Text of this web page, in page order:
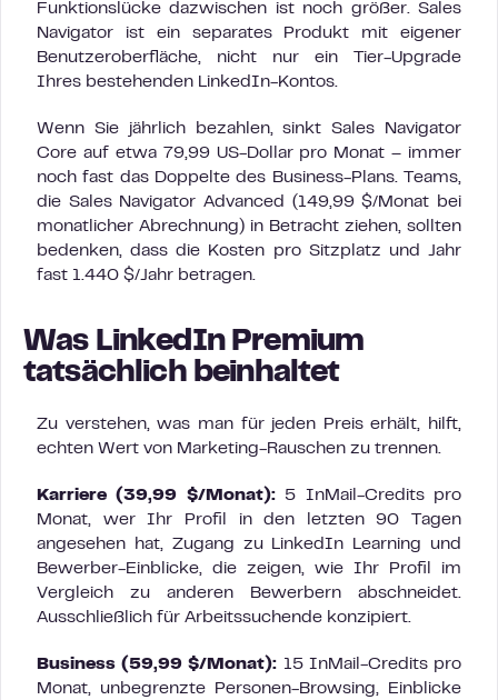
Funktionslücke dazwischen ist noch größer. Sales
Navigator ist ein separates Produkt mit eigener
Benutzeroberfläche, nicht nur ein Tier-Upgrade
Ihres bestehenden LinkedIn-Kontos.
Wenn Sie jährlich bezahlen, sinkt Sales Navigator
Core auf etwa 79,99 US-Dollar pro Monat – immer
noch fast das Doppelte des Business-Plans. Teams,
die Sales Navigator Advanced (149,99 $/Monat bei
monatlicher Abrechnung) in Betracht ziehen, sollten
bedenken, dass die Kosten pro Sitzplatz und Jahr
fast 1.440 $/Jahr betragen.
Was LinkedIn Premium
tatsächlich beinhaltet
Zu verstehen, was man für jeden Preis erhält, hilft,
echten Wert von Marketing-Rauschen zu trennen.
Karriere (39,99 $/Monat):5 InMail-Credits pro
Monat, wer Ihr Profil in den letzten 90 Tagen
angesehen hat, Zugang zu LinkedIn Learning und
Bewerber-Einblicke, die zeigen, wie Ihr Profil im
Vergleich zu anderen Bewerbern abschneidet.
Ausschließlich für Arbeitssuchende konzipiert.
Business (59,99 $/Monat): 15 InMail-Credits pro
Monat, unbegrenzte Personen-Browsing, Einblicke